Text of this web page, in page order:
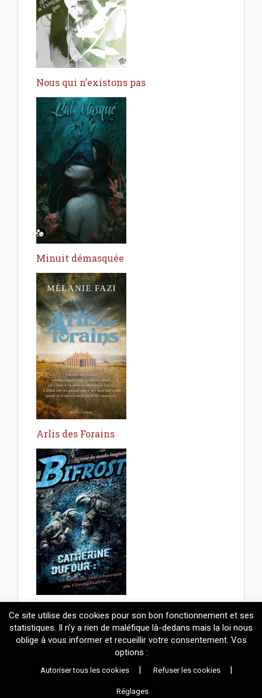
Nous qui n’existons pas
Minuit démasquée
Arlis des Forains
Les Nuits du Vertigo
. Contenus protégés par le droit d'auteur.
Réalisation technique : Mickaël Adamadorassy |
Propulsé par
et un thème maison basé sur
Ce site utilise des cookies pour son bon fonctionnement et ses
statistiques. Il n'y a rien de maléfique là-dedans mais la loi nous
oblige à vous informer et recueillir votre consentement. Vos
options :
Autoriser tous les cookies | Refuser les cookies |
Réglages